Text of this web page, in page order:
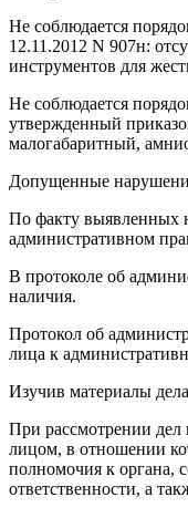
Не соблюдается
12.11.2012 N 907н:
инструментов для
Не соблюдается
утвержденный
малогабаритный,
Допущенные
По факту выявленных
административном
В протоколе об
наличия.
Протокол об
лица к
Изучив материалы
При рассмотрении дел
лицом, в отношении
полномочия к органа,
ответственности, а